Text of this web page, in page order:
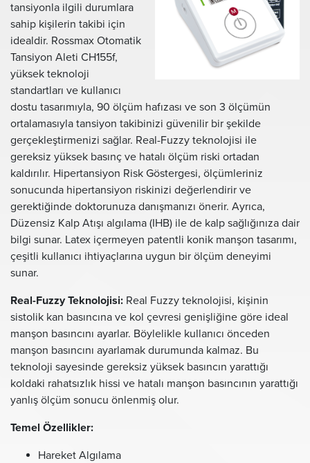
tansiyonla ilgili durumlara
sahip kişilerin takibi için
idealdir. Rossmax Otomatik
Tansiyon Aleti CH155f,
yüksek teknoloji
standartları ve kullanıcı
dostu tasarımıyla, 90 ölçüm hafızası ve son 3 ölçümün
ortalamasıyla tansiyon takibinizi güvenilir bir şekilde
gerçekleştirmenizi sağlar. Real-Fuzzy teknolojisi ile
gereksiz yüksek basınç ve hatalı ölçüm riski ortadan
kaldırılır. Hipertansiyon Risk Göstergesi, ölçümleriniz
sonucunda hipertansiyon riskinizi değerlendirir ve
gerektiğinde doktorunuza danışmanızı önerir. Ayrıca,
Düzensiz Kalp Atışı algılama (IHB) ile de kalp sağlığınıza dair
bilgi sunar. Latex içermeyen patentli konik manşon tasarımı,
çeşitli kullanıcı ihtiyaçlarına uygun bir ölçüm deneyimi
sunar.
Real-Fuzzy Teknolojisi: Real Fuzzy teknolojisi, kişinin
sistolik kan basıncına ve kol çevresi genişliğine göre ideal
manşon basıncını ayarlar. Böylelikle kullanıcı önceden
manşon basıncını ayarlamak durumunda kalmaz. Bu
teknoloji sayesinde gereksiz yüksek basıncın yarattığı
koldaki rahatsızlık hissi ve hatalı manşon basıncının yarattığı
yanlış ölçüm sonucu önlenmiş olur.
Temel Özellikler:
Hareket Algılama